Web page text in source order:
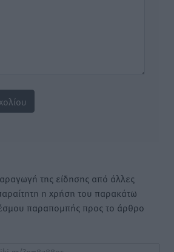
της είδησης από άλλες
η χρήση του παρακάτω
παραπομπής προς το άρθρο